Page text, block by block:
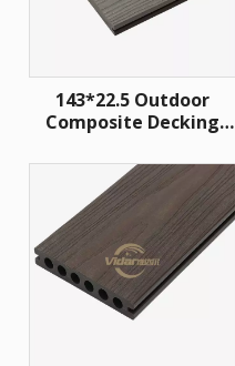
143*22.5 Outdoor
Composite Decking
Decking UV-
Schutzdeck für Garten